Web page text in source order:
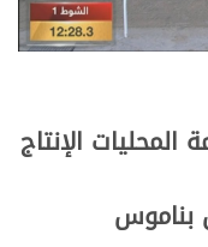
الإنتاج
بناموس